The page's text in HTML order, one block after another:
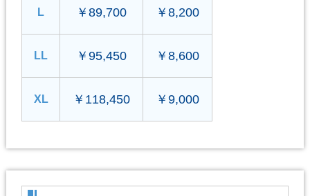
L ￥89,700 ￥8,200
LL ￥95,450 ￥8,600
XL ￥118,450 ￥9,000